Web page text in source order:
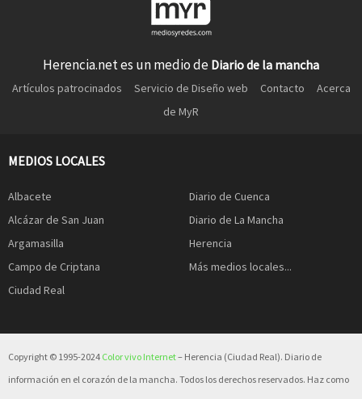
Herencia.net es un medio de Diario de la mancha
Artículos patrocinados Servicio de Diseño web Contacto
Acerca
de MyR
MEDIOS LOCALES
Albacete
Alcázar de San Juan
Argamasilla
Campo de Criptana
Ciudad Real
Diario de Cuenca
Diario de La Mancha
Herencia
Más medios locales...
Copyright © 1995-2024 Color vivo Internet– Herencia (Ciudad Real). Diario de
información en el corazón de la mancha. Todos los derechos reservados. Haz como